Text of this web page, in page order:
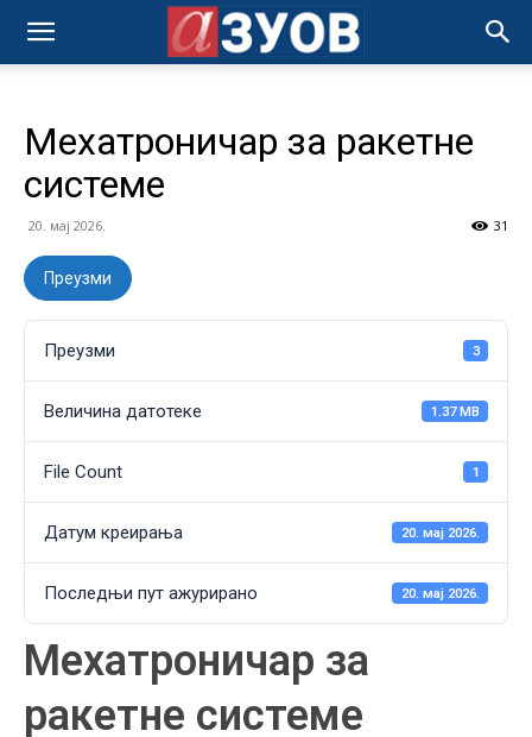
Мехатроничар за ракетне
системе
20. мај 2026. 31
Преузми
Преузми 3
Величина датотеке 1.37 MB
File Count 1
Датум креирања 20. мај 2026.
Последњи пут ажурирано 20. мај 2026.
Мехатроничар за
ракетне системе